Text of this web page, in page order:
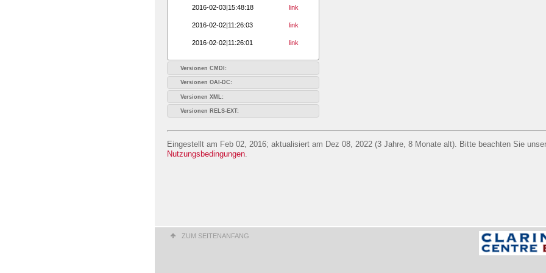
2016-02-03|15:48:18 link
2016-02-02|11:26:03 link
2016-02-02|11:26:01 link
Versionen CMDI:
Versionen OAI-DC:
Versionen XML:
Versionen RELS-EXT:
Eingestellt am Feb 02, 2016; aktualisiert am Dez 08, 2022 (3 Jahre, 8 Monate alt). Bitte beachten Sie
Nutzungsbedingungen.
ZUM SEITENANFANG